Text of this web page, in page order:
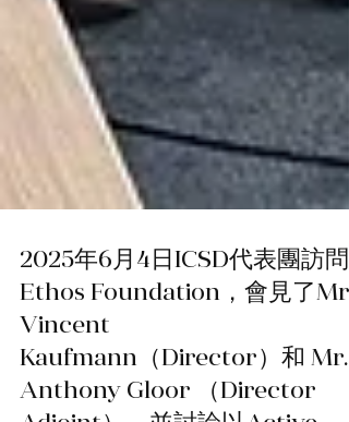
2025年6月4日ICSD代表團訪問
Ethos Foundation，會見了Mr.
Vincent
Kaufmann（Director）和 Mr.